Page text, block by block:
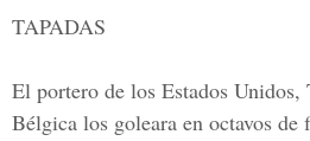
TAPADAS
El portero de los Estados
Bélgica los goleara en octavos de